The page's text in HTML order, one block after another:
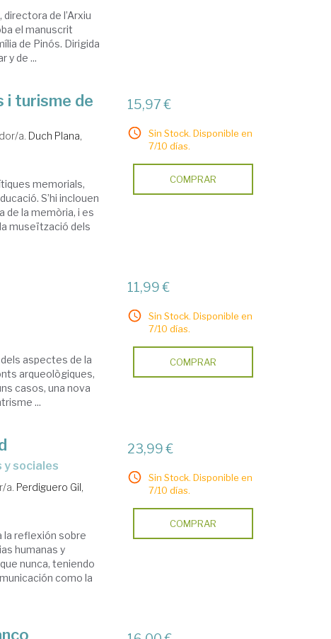
de l’Arxiu
el manuscrit
de Pinós. Dirigida
y de ...
i turisme de
a. Duch Plana,
memorials,
S’hi inclouen
de la memòria, i es
museïtzació dels
15,97 €
Sin Stock. Disponible en
7/10 días.
COMPRAR
dels aspectes de la
arqueològiques,
casos, una nova
...
11,99 €
Sin Stock. Disponible en
7/10 días.
COMPRAR
y sociales
a. Perdiguero Gil,
la reflexión sobre
humanas y
nunca, teniendo
como la
23,99 €
Sin Stock. Disponible en
7/10 días.
COMPRAR